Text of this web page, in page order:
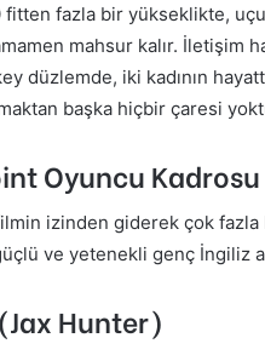
fazla bir yükseklikte,
mahsur kalır. İletişim
düzlemde, iki kadının
başka hiçbir çaresi
Oyuncu
izinden giderek çok
ve yetenekli genç
Hunter)